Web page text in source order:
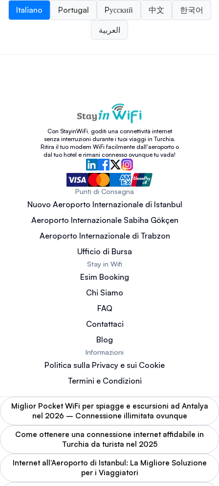
Italiano
Portugal Pусский 中文 한국어
العربية
Con StayinWiFi, goditi una connettività internet
senza interruzioni durante i tuoi viaggi in Turchia.
Ritira il tuo modem WiFi facilmente dall'aeroporto o
dal tuo hotel e rimani connesso ovunque tu vada!
Punti di Consegna
Nuovo Aeroporto Internazionale di Istanbul
Aeroporto Internazionale Sabiha Gökçen
Aeroporto Internazionale di Trabzon
Ufficio di Bursa
Stay in Wifi
Esim Booking
Chi Siamo
FAQ
Contattaci
Blog
Informazioni
Politica sulla Privacy e sui Cookie
Termini e Condizioni
Miglior Pocket WiFi per spiagge e escursioni ad Antalya
nel 2026 – Connessione illimitata ovunque
Come ottenere una connessione internet affidabile in
Turchia da turista nel 2025
Internet all’Aeroporto di Istanbul: La Migliore Soluzione
per i Viaggiatori